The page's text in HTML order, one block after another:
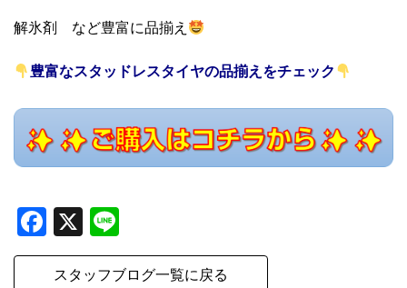
解氷剤 など豊富に品揃え
豊富なスタッドレスタイヤの品揃えをチェック
Facebook
X
スタッフブログ一覧に戻る